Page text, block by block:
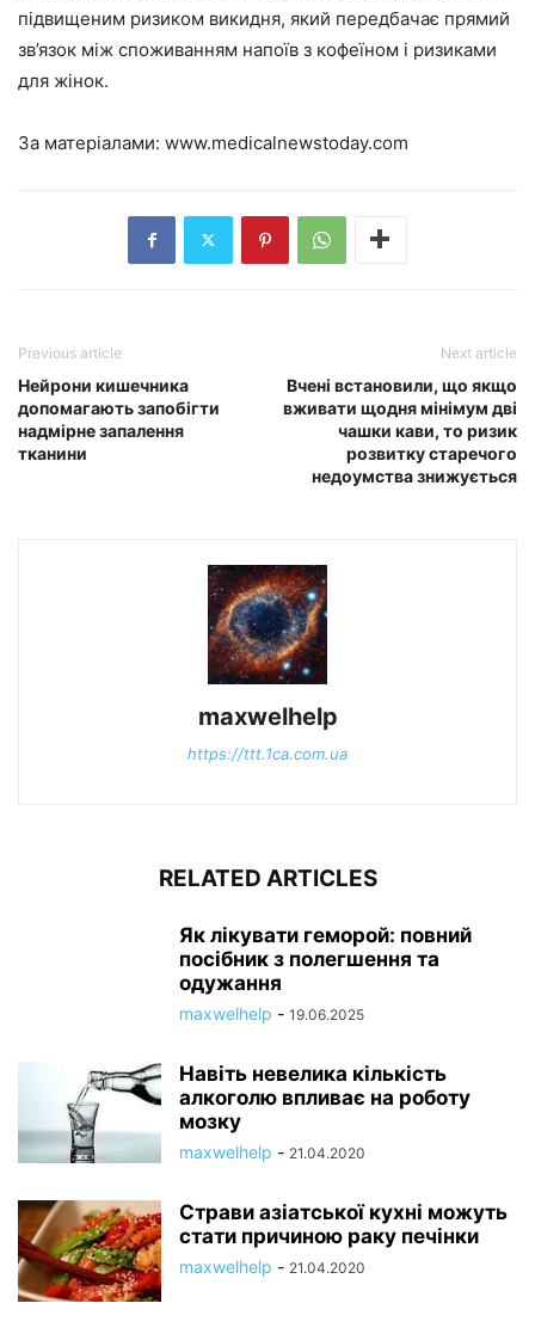
підвищеним ризиком викидня, який передбачає прямий
зв’язок між споживанням напоїв з кофеїном і ризиками
для жінок.
За матеріалами: www.medicalnewstoday.com
Previous article
Нейрони кишечника
допомагають запобігти
надмірне запалення
тканини
Next article
Вчені встановили, що якщо
вживати щодня мінімум дві
чашки кави, то ризик
розвитку старечого
недоумства знижується
maxwelhelp
https://ttt.1ca.com.ua
RELATED ARTICLES
Як лікувати геморой: повний
посібник з полегшення та
одужання
maxwelhelp - 19.06.2025
Навіть невелика кількість
алкоголю впливає на роботу
мозку
maxwelhelp - 21.04.2020
Страви азіатської кухні можуть
стати причиною раку печінки
maxwelhelp - 21.04.2020